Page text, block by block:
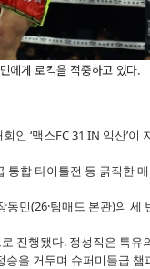
에게 로킥을 적중하고 있다.
‘맥스FC 31 IN 익산’
합 타이틀전 등 굵직한
민(26·팀매드 본관)의 세
진행됐다. 정성직은 특
을 거두며 슈퍼미들급